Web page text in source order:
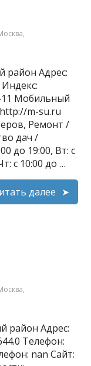
,
район Адрес:
Мобильный
m-su.ru
Ремонт /
дач /
до 19:00, Вт: с
с 10:00 до …
далее
,
район Адрес:
Телефон:
nan Сайт: